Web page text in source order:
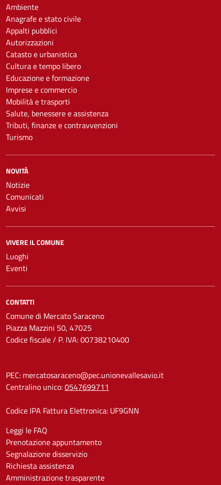
Ambiente
Anagrafe e stato civile
Appalti pubblici
Autorizzazioni
Catasto e urbanistica
Cultura e tempo libero
Educazione e formazione
Imprese e commercio
Mobilità e trasporti
Salute, benessere e assistenza
Tributi, finanze e contravvenzioni
Turismo
NOVITÀ
Notizie
Comunicati
Avvisi
VIVERE IL COMUNE
Luoghi
Eventi
CONTATTI
Comune di Mercato Saraceno
Piazza Mazzini 50, 47025
Codice fiscale / P. IVA: 00738210400
PEC: mercatosaraceno@pec.unionevallesavio.it
Centralino unico:0547699711
Codice IPA Fattura Elettronica: UF9GNN
Leggi le FAQ
Prenotazione appuntamento
Segnalazione disservizio
Richiesta assistenza
Amministrazione trasparente